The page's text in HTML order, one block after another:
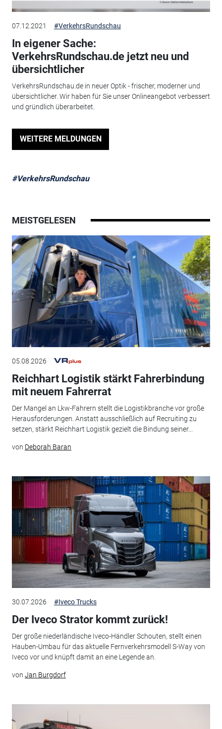
07.12.2021 #VerkehrsRundschau
In eigener Sache:
VerkehrsRundschau.de jetzt neu und
übersichtlicher
VerkehrsRundschau.de in neuer Optik - frischer, moderner und
übersichtlicher. Wir haben für Sie unser Onlineangebot verbessert
und gründlich überarbeitet.
WEITERE MELDUNGEN
#VerkehrsRundschau
MEISTGELESEN
05.08.2026
Reichhart Logistik stärkt Fahrerbindung
mit neuem Fahrerrat
Der Mangel an Lkw-Fahrern stellt die Logistikbranche vor große
Herausforderungen. Anstatt ausschließlich auf Recruiting zu
setzen, stärkt Reichhart Logistik gezielt die Bindung seiner...
von Deborah Baran
30.07.2026 #Iveco Trucks
Der Iveco Strator kommt zurück!
Der große niederländische Iveco-Händler Schouten, stellt einen
Hauben-Umbau für das aktuelle Fernverkehrsmodell S-Way von
Iveco vor und knüpft damit an eine Legende an.
von Jan Burgdorf